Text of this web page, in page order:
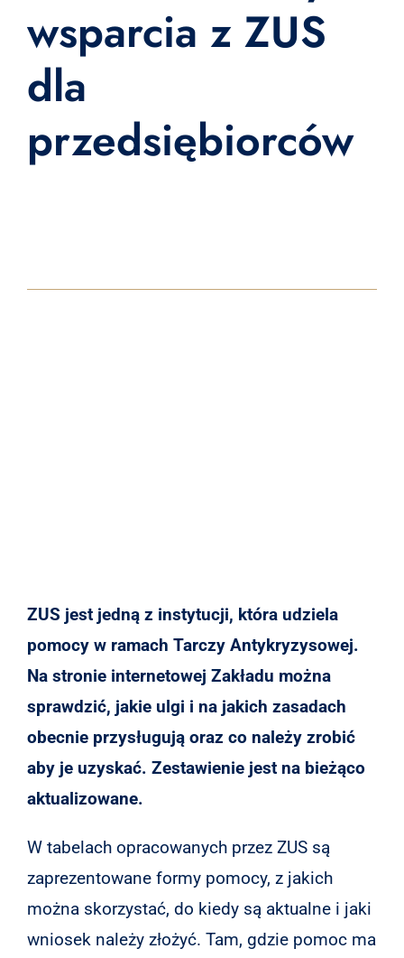
wsparcia z ZUS
dla
przedsiębiorców
ZUS jest jedną z instytucji, która udziela
pomocy w ramach Tarczy Antykryzysowej.
Na stronie internetowej Zakładu można
sprawdzić, jakie ulgi i na jakich zasadach
obecnie przysługują oraz co należy zrobić
aby je uzyskać. Zestawienie jest na bieżąco
aktualizowane.
W tabelach opracowanych przez ZUS są
zaprezentowane formy pomocy, z jakich
można skorzystać, do kiedy są aktualne i jaki
wniosek należy złożyć. Tam, gdzie pomoc ma